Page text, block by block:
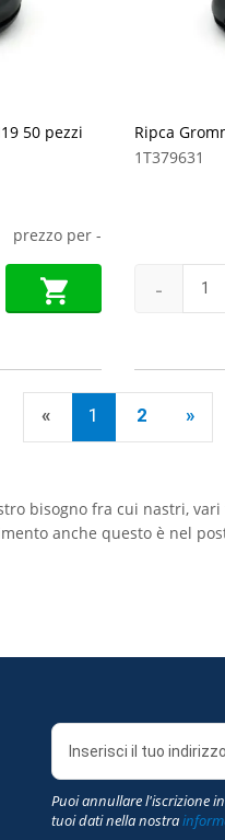
50 pezzi
prezzo per -
Ripca
1T379631
-
« 1 2 »
bisogno fra cui nastri,
anche questo è nel
Puoi annullare l'iscrizione
tuoi dati nella nostra